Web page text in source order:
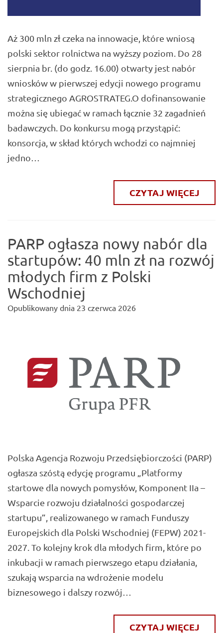
Aż 300 mln zł czeka na innowacje, które wniosą
polski sektor rolnictwa na wyższy poziom. Do 28
sierpnia br. (do godz. 16.00) otwarty jest nabór
wniosków w pierwszej edycji nowego programu
strategicznego AGROSTRATEG.O dofinansowanie
można się ubiegać w ramach łącznie 32 zagadnień
badawczych. Do konkursu mogą przystąpić:
konsorcja, w skład których wchodzi co najmniej
jedno…
CZYTAJ WIĘCEJ
PARP ogłasza nowy nabór dla
startupów: 40 mln zł na rozwój
młodych firm z Polski
Wschodniej
Opublikowany dnia 23 czerwca 2026
Polska Agencja Rozwoju Przedsiębiorczości (PARP)
ogłasza szóstą edycję programu „Platformy
startowe dla nowych pomysłów, Komponent IIa –
Wsparcie rozwoju działalności gospodarczej
startupu”, realizowanego w ramach Funduszy
Europejskich dla Polski Wschodniej (FEPW) 2021-
2027. To kolejny krok dla młodych firm, które po
inkubacji w ramach pierwszego etapu działania,
szukają wsparcia na wdrożenie modelu
biznesowego i dalszy rozwój…
CZYTAJ WIĘCEJ